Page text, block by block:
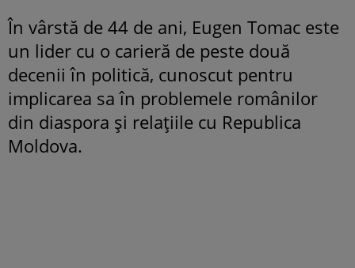
În vârstă de 44 de ani, Eugen Tomac este
un lider cu o carieră de peste două
decenii în politică, cunoscut pentru
implicarea sa în problemele românilor
din diaspora și relațiile cu Republica
Moldova.